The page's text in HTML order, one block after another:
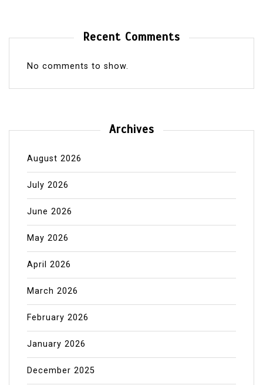
Recent Comments
No comments to show.
Archives
August 2026
July 2026
June 2026
May 2026
April 2026
March 2026
February 2026
January 2026
December 2025